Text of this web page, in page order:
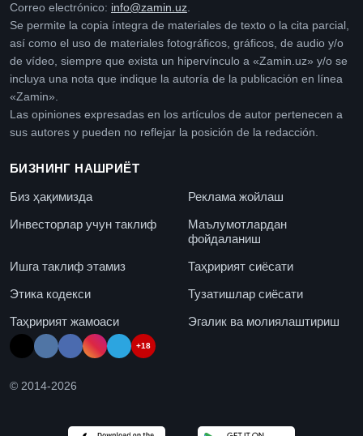
Correo electrónico: info@zamin.uz
Se permite la copia íntegra de materiales de texto o la cita parcial,
así como el uso de materiales fotográficos, gráficos, de audio y/o
de vídeo, siempre que exista un hipervínculo a «Zamin.uz» y/o se
incluya una nota que indique la autoría de la publicación en línea
«Zamin».
Las opiniones expresadas en los artículos de autor pertenecen a
sus autores y pueden no reflejar la posición de la redacción.
БИЗНИНГ НАШРИЁТ
Биз ҳақимизда
Реклама жойлаш
Инвесторлар учун таклиф
Маълумотлардан
фойдаланиш
Ишга таклиф этамиз
Таҳририят сиёсати
Этика кодекси
Тузатишлар сиёсати
Таҳририят жамоаси
Эгалик ва молиялаштириш
+18
© 2014-2026